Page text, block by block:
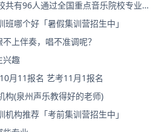
共有96人通过全国重点音乐院校专业
哪个好「暑假集训营招生中」
上伴奏，唱不准调呢？
兴趣
月11报名 艺考11月1报名
构(泉州声乐教得好的老师)
构推荐「考前集训营招生中」